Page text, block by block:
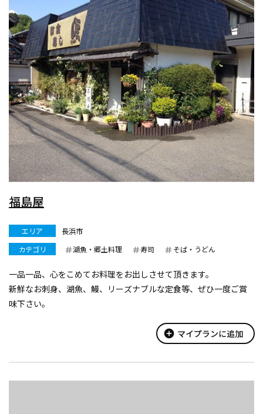
福島屋
エリア
長浜市
カテゴリ
湖魚・郷土料理 寿司 そば・うどん
一品一品、心をこめてお料理をお出しさせて頂きます。
新鮮なお刺身、湖魚、鰻、リーズナブルな定食等、ぜひ一度ご賞
味下さい。
add_circle マイプランに追加